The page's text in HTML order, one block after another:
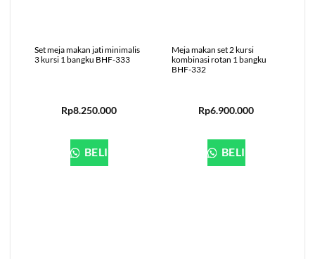
Set meja makan jati minimalis
3 kursi 1 bangku BHF-333
Rp8.250.000
BELI
Meja makan set 2 kursi
kombinasi rotan 1 bangku
BHF-332
Rp6.900.000
BELI